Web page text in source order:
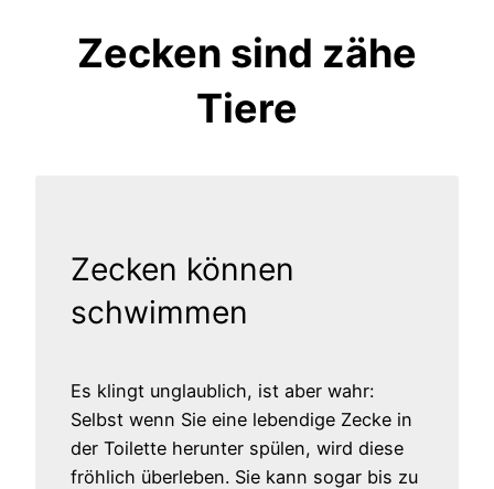
Zecken sind zähe
Tiere
Zecken können
schwimmen
Es klingt unglaublich, ist aber wahr:
Selbst wenn Sie eine lebendige Zecke in
der Toilette herunter spülen, wird diese
fröhlich überleben. Sie kann sogar bis zu